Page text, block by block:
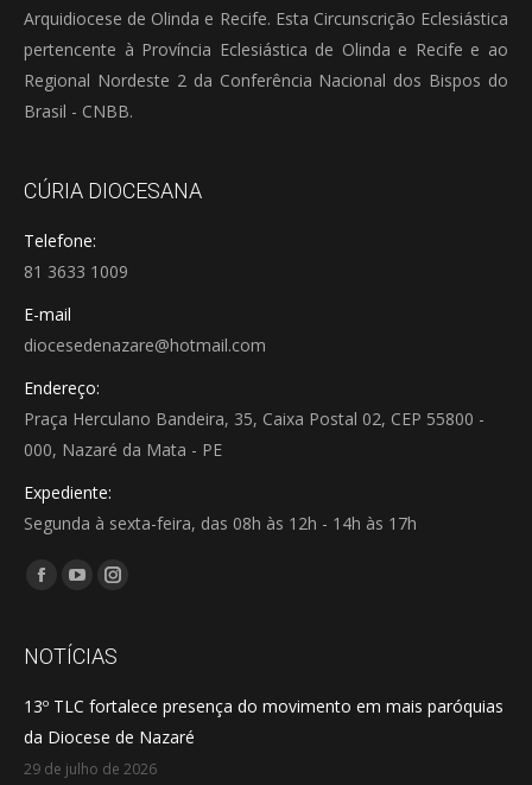
Arquidiocese de Olinda e Recife. Esta Circunscrição Eclesiástica
pertencente à Província Eclesiástica de Olinda e Recife e ao
Regional Nordeste 2 da Conferência Nacional dos Bispos do
Brasil - CNBB.
CÚRIA DIOCESANA
Telefone:
81 3633 1009
E-mail
diocesedenazare@hotmail.com
Endereço:
Praça Herculano Bandeira, 35, Caixa Postal 02, CEP 55800 -
000, Nazaré da Mata - PE
Expediente:
Segunda à sexta-feira, das 08h às 12h - 14h às 17h
Encontre-nos em:
Facebook
opens
new
window
YouTube
opens
new
window
Instagram
opens
new
window
NOTÍCIAS
13º TLC fortalece presença do movimento em mais paróquias
da Diocese de Nazaré
29 de julho de 2026